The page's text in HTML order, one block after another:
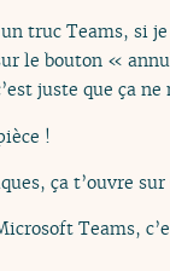
truc Teams, si
le bouton «
juste que ça ne
!
ça t’ouvre sur
Teams,